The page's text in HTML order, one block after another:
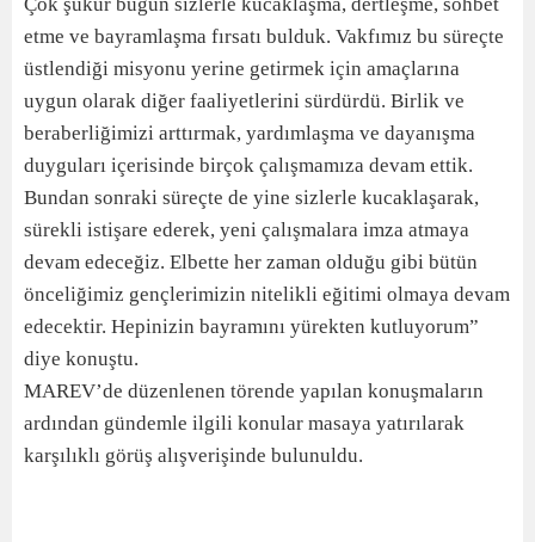
etme ve bayramlaşma fırsatı bulduk. Vakfımız bu süreçte
üstlendiği misyonu yerine getirmek için amaçlarına
uygun olarak diğer faaliyetlerini sürdürdü. Birlik ve
beraberliğimizi arttırmak, yardımlaşma ve dayanışma
duyguları içerisinde birçok çalışmamıza devam ettik.
Bundan sonraki süreçte de yine sizlerle kucaklaşarak,
sürekli istişare ederek, yeni çalışmalara imza atmaya
devam edeceğiz. Elbette her zaman olduğu gibi bütün
önceliğimiz gençlerimizin nitelikli eğitimi olmaya devam
edecektir. Hepinizin bayramını yürekten kutluyorum”
diye konuştu.
MAREV’de düzenlenen törende yapılan konuşmaların
ardından gündemle ilgili konular masaya yatırılarak
karşılıklı görüş alışverişinde bulunuldu.